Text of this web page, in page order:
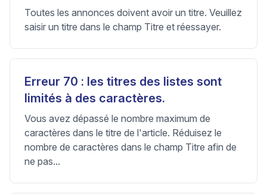
Toutes les annonces doivent avoir un titre. Veuillez
saisir un titre dans le champ Titre et réessayer.
Erreur 70 : les titres des listes sont
limités à des caractères.
Vous avez dépassé le nombre maximum de
caractères dans le titre de l'article. Réduisez le
nombre de caractères dans le champ Titre afin de
ne pas...